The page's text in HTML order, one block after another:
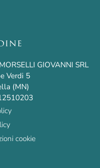
GIOVANNI SRL
Verdi 5
(MN)
cookie